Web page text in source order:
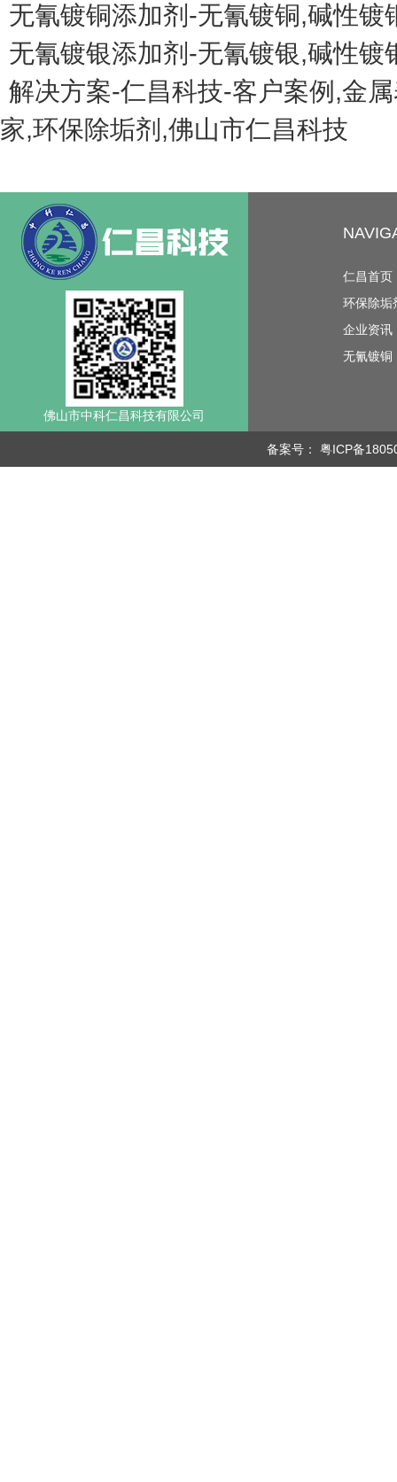
无氰镀铜添加剂-无氰镀铜,碱性
无氰镀银添加剂-无氰镀银,碱性
解决方案-仁昌科技-客户案例,金
家,环保除垢剂,佛山市仁昌科技
佛山市中科仁昌科技有限公司
仁昌首页
环保除垢
企业资讯
无氰镀铜
备案号： 粤ICP备